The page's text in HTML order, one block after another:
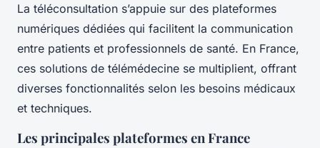
La téléconsultation s’appuie sur des plateformes
numériques dédiées qui facilitent la communication
entre patients et professionnels de santé. En France,
ces solutions de télémédecine se multiplient, offrant
diverses fonctionnalités selon les besoins médicaux
et techniques.
Les principales plateformes en France